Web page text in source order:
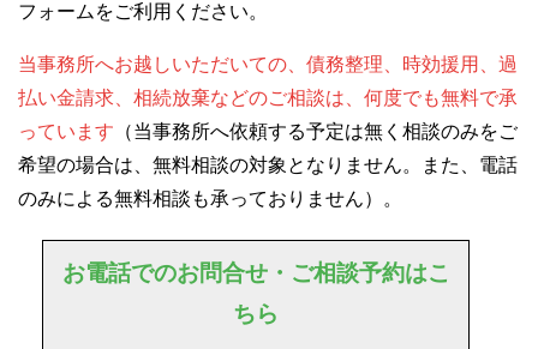
フォームをご利用ください。
当事務所へお越しいただいての、債務整理、時効援用、過
払い金請求、相続放棄などのご相談は、何度でも無料で承
っています （当事務所へ依頼する予定は無く相談のみをご
希望の場合は、無料相談の対象となりません。また、電話
のみによる無料相談も承っておりません）。
お電話でのお問合せ・ご相談予約はこ
ちら